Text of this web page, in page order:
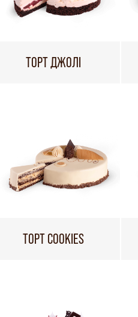
ТОРТ ДЖОЛІ
ТОРТ COOKIES